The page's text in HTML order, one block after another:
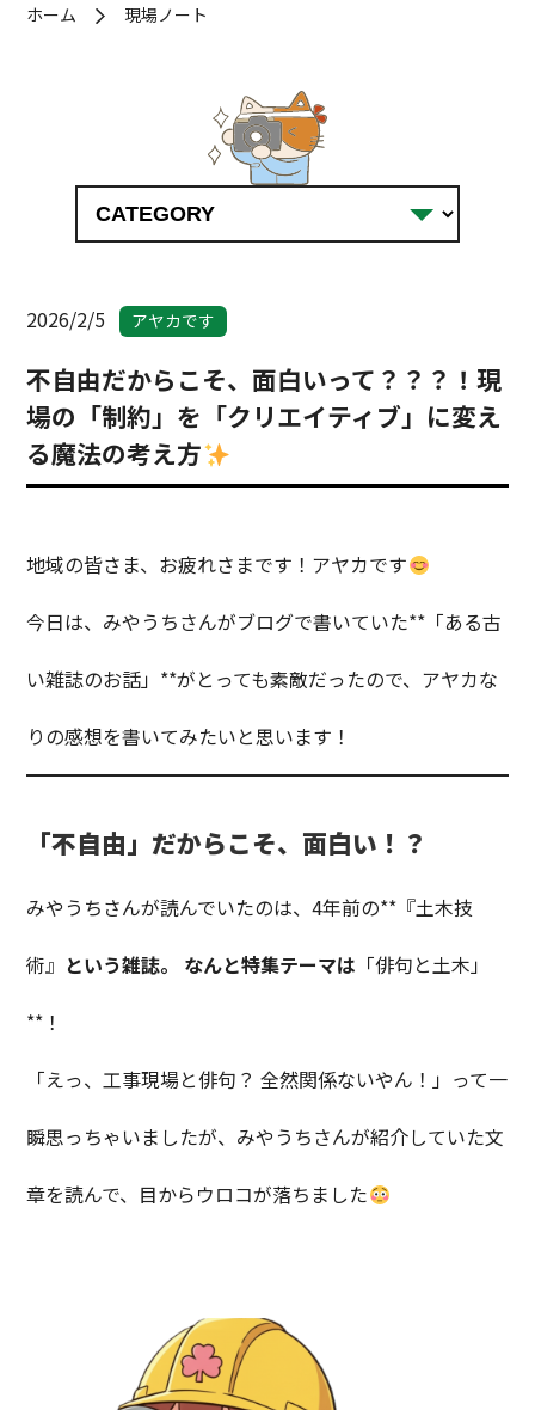
ホーム 現場ノート
2026/2/5 アヤカです
不自由だからこそ、面白いって？？？！現
場の「制約」を「クリエイティブ」に変え
る魔法の考え方
地域の皆さま、お疲れさまです！アヤカです
今日は、みやうちさんがブログで書いていた**「ある古
い雑誌のお話」**がとっても素敵だったので、アヤカな
りの感想を書いてみたいと思います！
「不自由」だからこそ、面白い！？
みやうちさんが読んでいたのは、4年前の**『土木技
術』 という雑誌。 なんと特集テーマは 「俳句と土木」
**！
「えっ、工事現場と俳句？ 全然関係ないやん！」って一
瞬思っちゃいましたが、みやうちさんが紹介していた文
章を読んで、目からウロコが落ちました